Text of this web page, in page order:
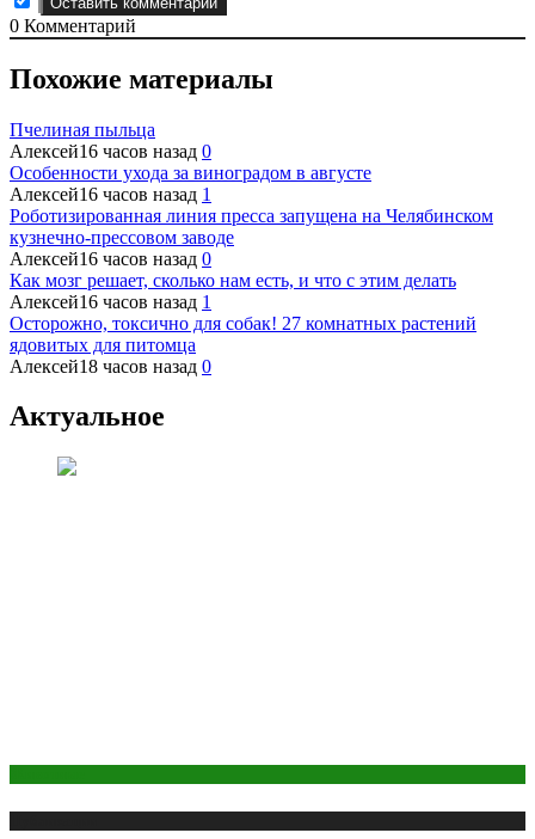
0 Комментарий
Похожие материалы
Пчелиная пыльца
Алексей16 часов назад 0
Особенности ухода за виноградом в августе
Алексей16 часов назад 1
Роботизированная линия пресса запущена на Челябинском
кузнечно-прессовом заводе
Алексей16 часов назад 0
Как мозг решает, сколько нам есть, и что с этим делать
Алексей16 часов назад 1
Осторожно, токсично для собак! 27 комнатных растений
ядовитых для питомца
Алексей18 часов назад 0
Актуальное